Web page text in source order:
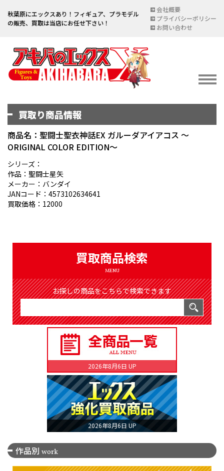
秋葉原にエックスあり！フィギュア、プラモデル
の販売、買取は当店にお任せ下さい！
会社概要
プライバシーポリシー
お問い合わせ
イベント情報
宅配買取のご案内
DELIVERY PURCHASE
買取お申し込み
ASSESSMENT
買取り商品情報
商品名：聖闘士聖衣神話EX ガルーダアイアコス ～
ORIGINAL COLOR EDITION～
シリーズ：
作品：聖闘士星矢
メーカー：バンダイ
JANコード：4573102634641
買取価格：12000
買取商品検索
MENU
お探しの商品をこちらで検索できます
2026年8月6日 UP
2026年8月6日 UP
作品別 work